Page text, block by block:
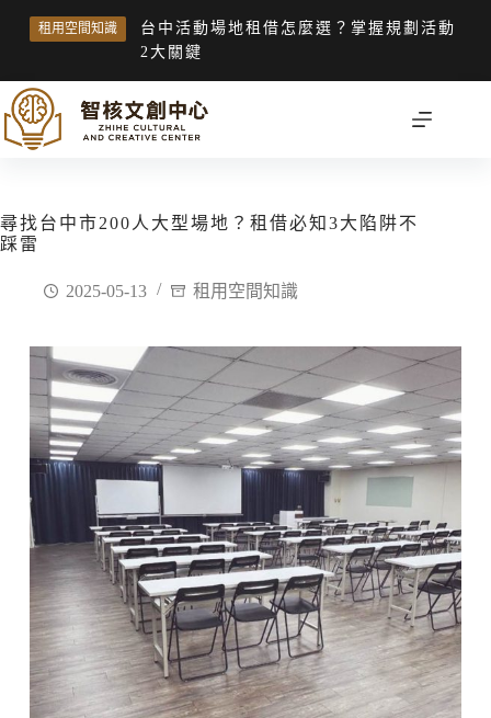
租用空間知識
台中活動場地租借怎麼選？掌握規劃活動
2大關鍵
尋找台中市200人大型場地？租借必知3大陷阱不
踩雷
2025-05-13 租用空間知識